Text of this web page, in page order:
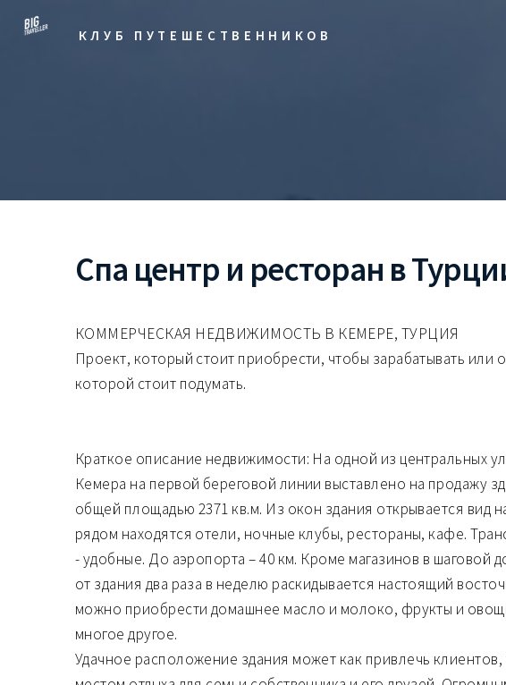
КЛУБ ПУТЕШЕСТВЕННИКОВ
Спа центр и ресторан в
КОММЕРЧЕСКАЯ НЕДВИЖИМОСТЬ В КЕМЕРЕ, ТУРЦИЯ
Проект, который стоит приобрести, чтобы зарабатывать или
которой стоит подумать.
Краткое описание недвижимости: На одной из центральных
Кемера на первой береговой линии выставлено на продажу
общей площадью 2371 кв.м. Из окон здания открывается вид
рядом находятся отели, ночные клубы, рестораны, кафе.
- удобные. До аэропорта – 40 км. Кроме магазинов в шаговой
от здания два раза в неделю раскидывается настоящий
можно приобрести домашнее масло и молоко, фрукты и
многое другое.
Удачное расположение здания может как привлечь клиентов,